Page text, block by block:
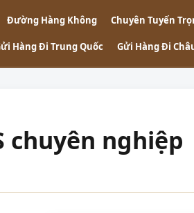
Đường Hàng Không Chuyên Tuyến
Hàng Đi Trung Quốc Gửi Hàng Đi
chuyên nghiệp